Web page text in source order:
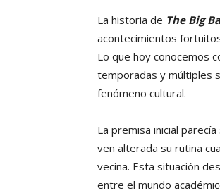
La historia de The Big
acontecimientos
Lo que hoy conocemos
temporadas y múltiples
fenómeno cultural.
La premisa inicial parecía
ven alterada su rutina
vecina. Esta situación
entre el mundo